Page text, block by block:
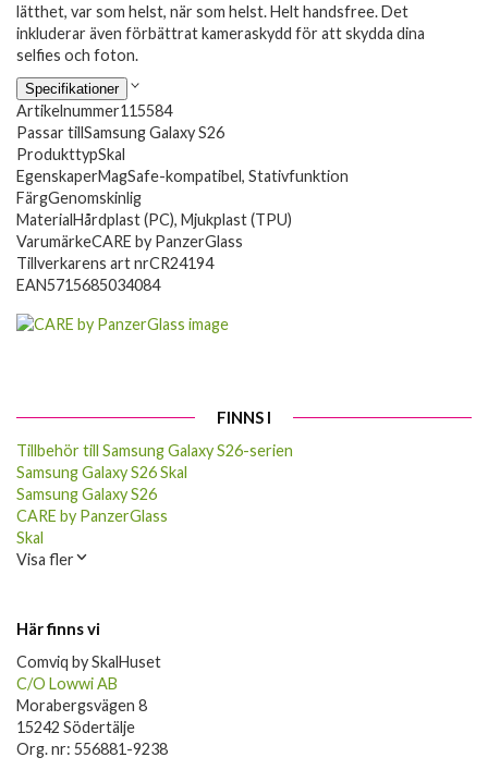
lätthet, var som helst, när som helst. Helt handsfree. Det
inkluderar även förbättrat kameraskydd för att skydda dina
selfies och foton.
Specifikationer
Artikelnummer115584
Passar tillSamsung Galaxy S26
ProdukttypSkal
EgenskaperMagSafe-kompatibel, Stativfunktion
FärgGenomskinlig
MaterialHårdplast (PC), Mjukplast (TPU)
VarumärkeCARE by PanzerGlass
Tillverkarens art nrCR24194
EAN5715685034084
FINNS I
Tillbehör till Samsung Galaxy S26-serien
Samsung Galaxy S26 Skal
Samsung Galaxy S26
CARE by PanzerGlass
Skal
Visa fler
Här finns vi
Comviq by SkalHuset
C/O Lowwi AB
Morabergsvägen 8
15242 Södertälje
Org. nr: 556881-9238